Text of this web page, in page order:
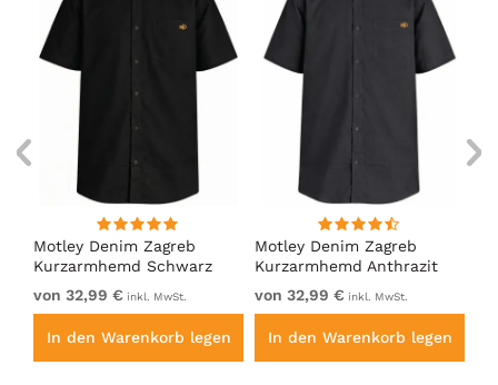
Motley Denim Zagreb
Kurzarmhemd Schwarz
von 32,99 € inkl. MwSt.
In den Warenkorb legen
Motley Denim Zagreb
Kurzarmhemd Anthrazit
von 32,99 € inkl. MwSt.
In den Warenkorb legen